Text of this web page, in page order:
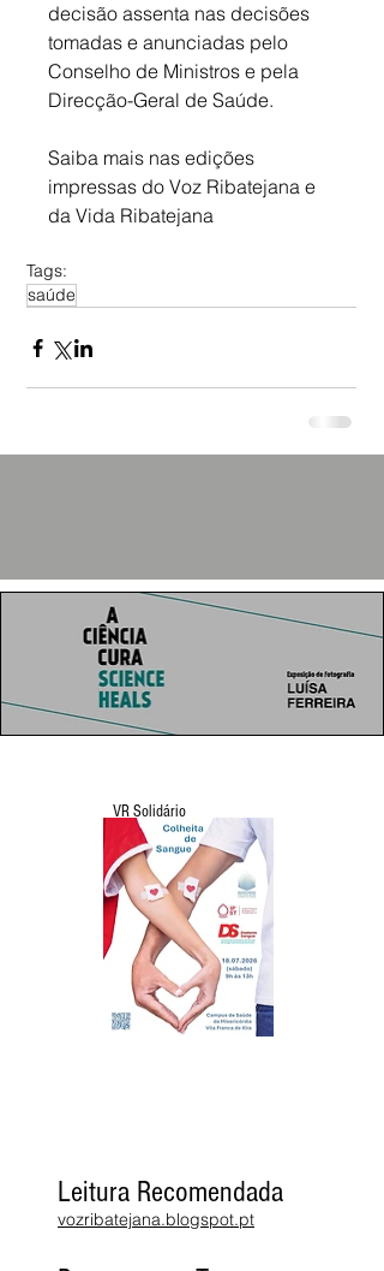
decisão assenta nas decisões
tomadas e anunciadas pelo
Conselho de Ministros e pela
Direcção-Geral de Saúde.
Saiba mais nas edições
impressas do Voz Ribatejana e
da Vida Ribatejana
Tags:
saúde
VR Solidário
Leitura Recomendada
vozribatejana.blogspot.pt